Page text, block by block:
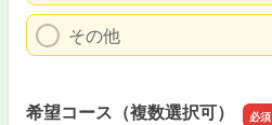
その他
希望コース（複数選択可）